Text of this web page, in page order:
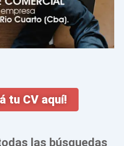
tu CV aquí!
las búsquedas